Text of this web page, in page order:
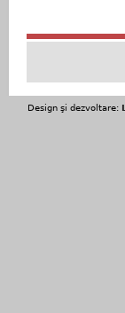
Design şi dezvoltare: